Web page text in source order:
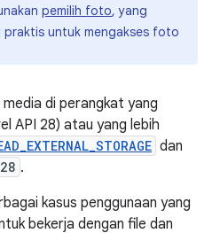
pemilih foto, yang
praktis untuk mengakses foto
di perangkat yang
API 28) atau yang lebih
dan
28 .
kasus penggunaan yang
bekerja dengan file dan